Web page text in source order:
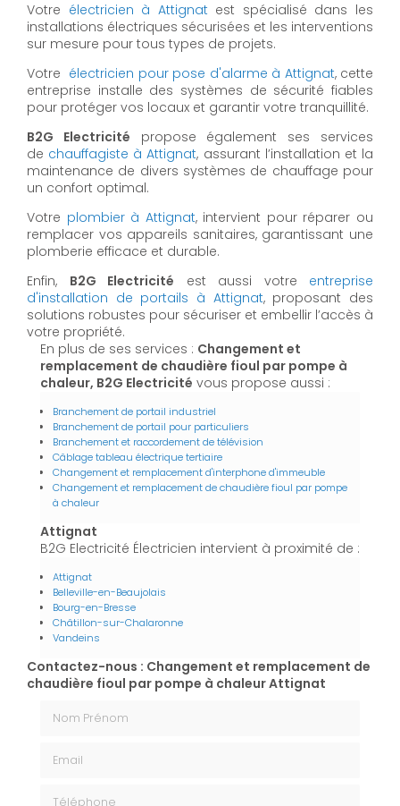
Votre électricien à Attignat est spécialisé dans les
installations électriques sécurisées et les interventions
sur mesure pour tous types de projets.
Votre électricien pour pose d'alarme à Attignat, cette
entreprise installe des systèmes de sécurité fiables
pour protéger vos locaux et garantir votre tranquillité.
B2G Electricité propose également ses services
de chauffagiste à Attignat, assurant l’installation et la
maintenance de divers systèmes de chauffage pour
un confort optimal.
Votre plombier à Attignat, intervient pour réparer ou
remplacer vos appareils sanitaires, garantissant une
plomberie efficace et durable.
Enfin, B2G Electricité est aussi votre entreprise
d'installation de portails à Attignat, proposant des
solutions robustes pour sécuriser et embellir l’accès à
votre propriété.
En plus de ses services : Changement et
remplacement de chaudière fioul par pompe à
chaleur, B2G Electricité vous propose aussi :
Branchement de portail industriel
Branchement de portail pour particuliers
Branchement et raccordement de télévision
Câblage tableau électrique tertiaire
Changement et remplacement d'interphone d'immeuble
Changement et remplacement de chaudière fioul par pompe
à chaleur
Attignat
B2G Electricité Électricien intervient à proximité de :
Attignat
Belleville-en-Beaujolais
Bourg-en-Bresse
Châtillon-sur-Chalaronne
Vandeins
Contactez-nous : Changement et remplacement de
chaudière fioul par pompe à chaleur Attignat